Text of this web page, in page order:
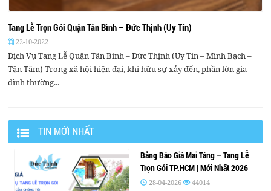
Tang Lễ Trọn Gói Quận Tân Bình – Đức Thịnh (Uy Tín)
22-10-2022
Dịch Vụ Tang Lễ Quận Tân Bình – Đức Thịnh (Uy Tín – Minh Bạch –
Tận Tâm) Trong xã hội hiện đại, khi hữu sự xảy đến, phần lớn gia
đình thường...
TIN MỚI NHẤT
Bảng Báo Giá Mai Táng – Tang Lễ
Trọn Gói TP.HCM | Mới Nhất 2026
28-04-2026 44014